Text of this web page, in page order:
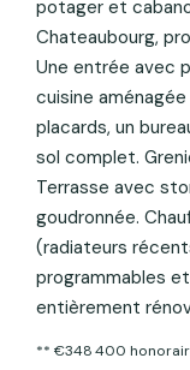
potager et
Chateaubourg,
Une entrée avec
cuisine
placards, un
sol complet.
Terrasse avec
goudronnée.
(radiateurs
programmables
entièrement
** €348 400